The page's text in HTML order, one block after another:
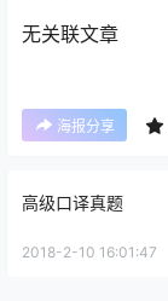
无关联文章
海报分享
高级口译真题
2018-2-10 16:01:47